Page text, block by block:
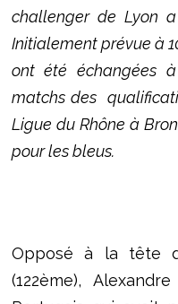
challenger de Lyon
Initialement prévue à
ont été échangées
matchs des
Ligue du Rhône à
pour les bleus.
Opposé à la tête
(122ème),